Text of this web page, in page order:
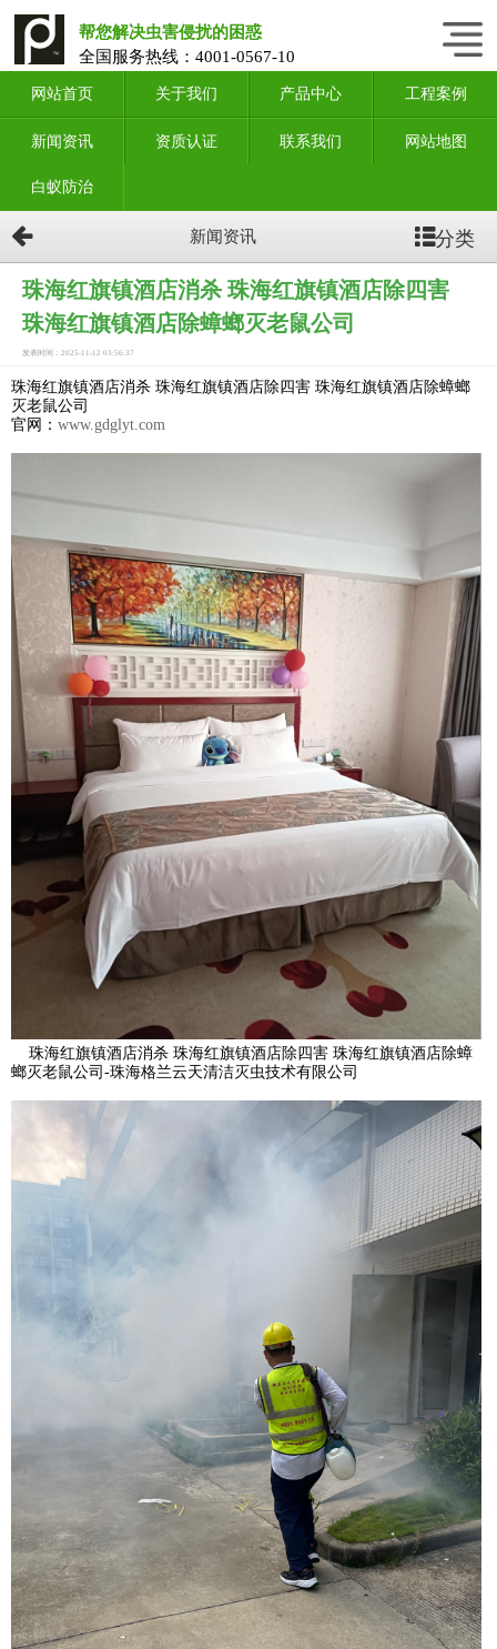
帮您解决虫害侵扰的困惑
全国服务热线：4001-0567-10
网站首页 关于我们 产品中心 工程案例
新闻资讯 资质认证 联系我们 网站地图
白蚁防治
新闻资讯 分类
珠海红旗镇酒店消杀 珠海红旗镇酒店除四害
珠海红旗镇酒店除蟑螂灭老鼠公司
发表时间：2025-11-12 03:56:37
珠海红旗镇酒店消杀 珠海红旗镇酒店除四害 珠海红旗镇酒店除蟑螂
灭老鼠公司
官网： www.gdglyt.com
珠海红旗镇酒店消杀 珠海红旗镇酒店除四害 珠海红旗镇酒店除蟑
螂灭老鼠公司-珠海格兰云天清洁灭虫技术有限公司